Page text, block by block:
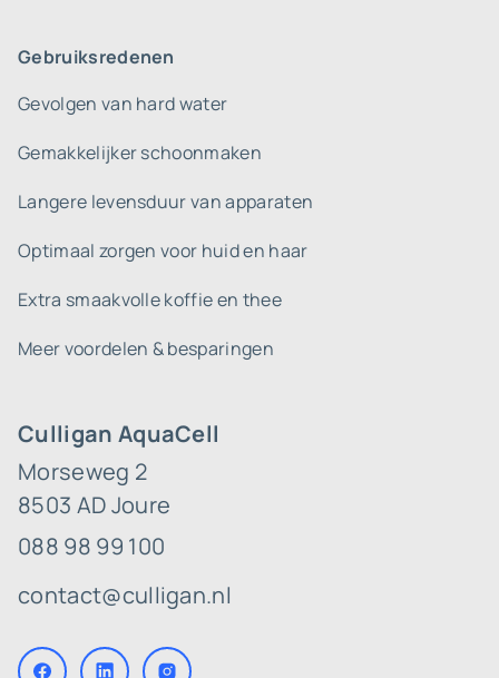
Culligan AquaCell
Morseweg 2
8503 AD Joure
088 98 99 100
contact@culligan.nl
Gebruiksredenen
Gevolgen van hard water
Gemakkelijker schoonmaken
Langere levensduur van apparaten
Optimaal zorgen voor huid en haar
Extra smaakvolle koffie en thee
Meer voordelen & besparingen